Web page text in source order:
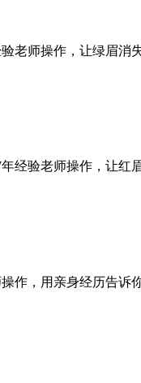
老师操作，让绿眉消
经验老师操作，让红
作，用亲身经历告诉